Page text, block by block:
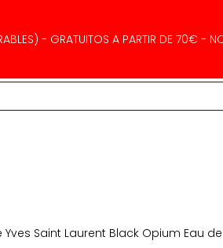
- GRATUITOS A PARTIR DE 70€ -
Yves Saint Laurent Black Opium Eau